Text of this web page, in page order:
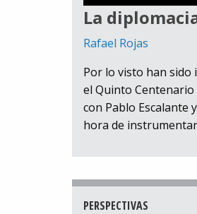
La
Rafael Rojas
Por lo visto han sido
el Quinto Centenario
con Pablo Escalante
hora de
PERSPECTIVAS